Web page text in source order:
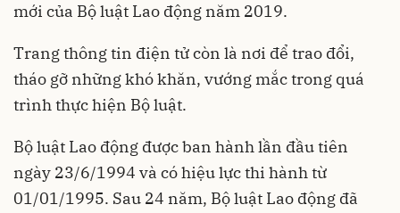
mới của Bộ luật Lao động năm 2019.
Trang thông tin điện tử còn là nơi để trao đổi,
tháo gỡ những khó khăn, vướng mắc trong quá
trình thực hiện Bộ luật.
Bộ luật Lao động được ban hành lần đầu tiên
ngày 23/6/1994 và có hiệu lực thi hành từ
01/01/1995. Sau 24 năm, Bộ luật Lao động đã